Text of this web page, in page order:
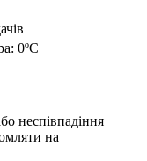
0ºC
неспівпадіння
на